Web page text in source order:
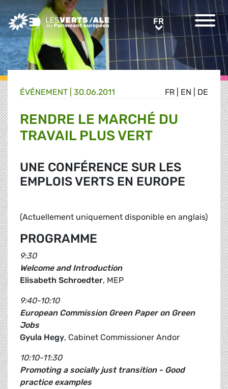
Greens/EFA Home FR FR
FR EN DE
ÉVÉNEMENT 30.06.2011
RENDRE LE MARCHÉ DU
TRAVAIL PLUS VERT
UNE CONFÉRENCE SUR LES
EMPLOIS VERTS EN EUROPE
(Actuellement uniquement disponible en anglais)
PROGRAMME
9:30
Welcome and Introduction
Elisabeth Schroedter, MEP
9:40-10:10
European Commission Green Paper on Green
Jobs
Gyula Hegy, Cabinet Commissioner Andor
10:10-11:30
Promoting a socially just transition - Good
practice examples